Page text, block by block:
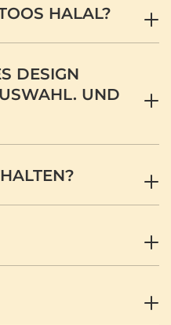
HALAL?
DESIGN
UND